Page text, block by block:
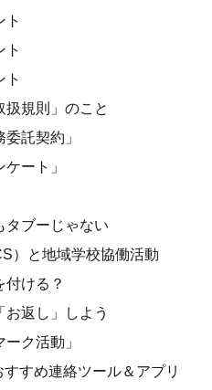
ト
ト
ト
扱規則」のこと
託契約」
ート」
タブーじゃない
）と地域学校協働活動
ける？
返し」しよう
ク活動」
すめ連絡ツール＆アプリ